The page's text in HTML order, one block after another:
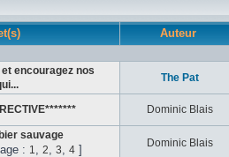
Auteur
encouragez nos
The Pat
Dominic Blais
sauvage
: 1, 2, 3, 4 ] Dominic Blais